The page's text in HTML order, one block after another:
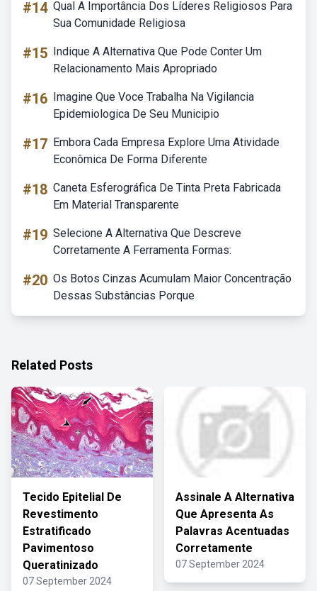
#14 Qual A Importância Dos Líderes Religiosos Para
Sua Comunidade Religiosa
#15 Indique A Alternativa Que Pode Conter Um
Relacionamento Mais Apropriado
#16 Imagine Que Voce Trabalha Na Vigilancia
Epidemiologica De Seu Municipio
#17 Embora Cada Empresa Explore Uma Atividade
Econômica De Forma Diferente
#18 Caneta Esferográfica De Tinta Preta Fabricada
Em Material Transparente
#19 Selecione A Alternativa Que Descreve
Corretamente A Ferramenta Formas:
#20 Os Botos Cinzas Acumulam Maior Concentração
Dessas Substâncias Porque
Related Posts
Tecido Epitelial De
Revestimento
Estratificado
Pavimentoso
Queratinizado
07 September 2024
Assinale A Alternativa
Que Apresenta As
Palavras Acentuadas
Corretamente
07 September 2024